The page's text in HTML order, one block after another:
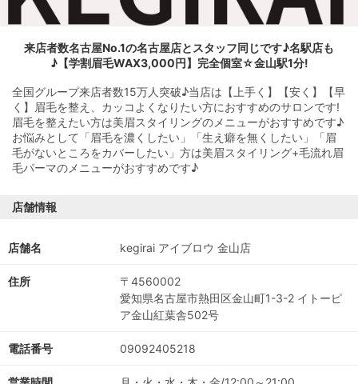
来店者数名古屋No.1の名古屋店とスタッフ同じです♪名駅店も
♪【学割眉毛WAX3,000円】完全個室☆金山駅1分!
全国グループ来店者数15万人突破♪当店は【上手く】【安く】【早
く】眉毛を整え、カッコよくなりたい方におすすめのサロンです!
眉毛を整えたい方は美眉スタイリングのメニューがおすすめです♪
お悩みとして「眉毛を濃くしたい」「生え癖を無くしたい」「眉
毛がないところをカバーしたい」方は美眉スタイリング+毛流れ眉
毛パーマのメニューがおすすめです♪
店舗情報
店舗名 kegirai アイブロウ 金山店
住所
〒4560002
愛知県名古屋市熱田区金山町1-3-2 イトーピ
ア金山紅葉舎502号
電話番号 09092405218